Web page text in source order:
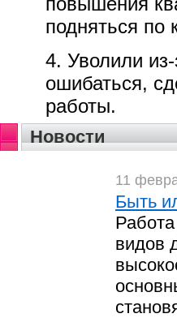
подняться по
4. Уволили
ошибаться,
работы.
Новости
11
Быть
видов